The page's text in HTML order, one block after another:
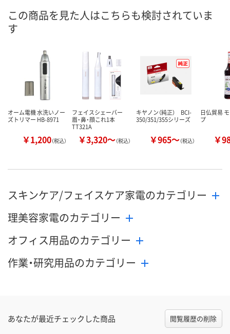
この商品を見た人はこちらも検討されていま
す
オーム電機 水洗いノー
ズトリマー HB-8971
￥1,200（税込）
フェイスシェーバー
眉・鼻・顔これ1本
TT321A
￥3,320～（税込）
キヤノン（純正） BCI-
350/351/355シリーズ
￥965～（税込）
日仏貿易
プ
￥
スキンケア/フェイスケア家電のカテゴリー
理美容家電のカテゴリー
オフィス用品のカテゴリー
作業・研究用品のカテゴリー
あなたが最近チェックした商品 閲覧履歴の削除